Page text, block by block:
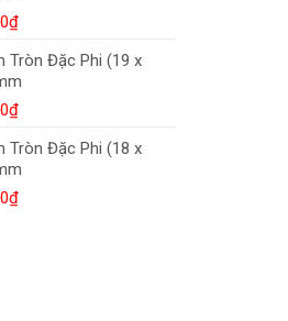
₫
Tròn Đặc Phi (19 x
₫
Tròn Đặc Phi (18 x
₫